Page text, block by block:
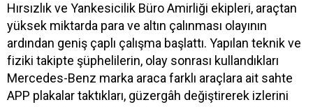
Hırsızlık ve Yankesicilik Büro Amirliği ekipleri, araçtan
yüksek miktarda para ve altın çalınması olayının
ardından geniş çaplı çalışma başlattı. Yapılan teknik ve
fiziki takipte şüphelilerin, olay sonrası kullandıkları
Mercedes-Benz marka araca farklı araçlara ait sahte
APP plakalar taktıkları, güzergâh değiştirerek izlerini